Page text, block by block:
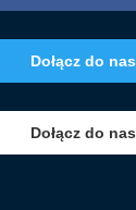
Dołącz do nas
Dołącz do nas